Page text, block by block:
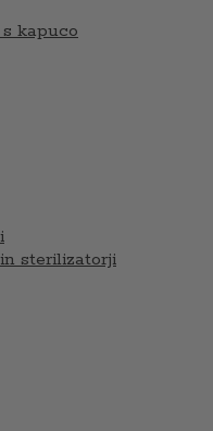
kapuco
sterilizatorji